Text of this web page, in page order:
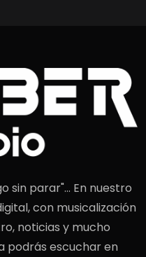
sin parar"... En nuestro
con musicalización
noticias y mucho
podrás escuchar en